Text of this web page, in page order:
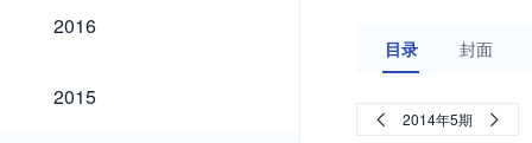
2016
2016
2015
2015
目录 封面
2014年5期